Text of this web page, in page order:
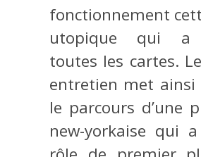
fonctionnement
utopique qui a
toutes les cartes.
entretien met ainsi
le parcours d’une
new-yorkaise qui